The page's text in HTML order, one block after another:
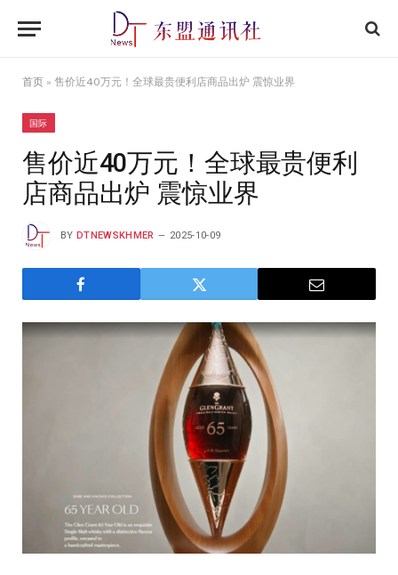
首页 » 售价近40万元！全球最贵便利店商品出炉 震惊业界
国际
售价近40万元！全球最贵便利
店商品出炉 震惊业界
BY DTNEWSKHMER 2025-10-09